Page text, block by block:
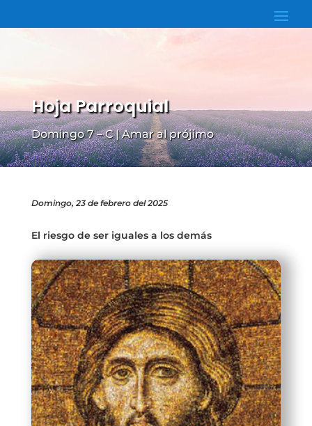
Hoja Parroquial
Domingo 7 – C | Amar al prójimo
Domingo, 23 de febrero del 2025
El riesgo de ser iguales a los demás